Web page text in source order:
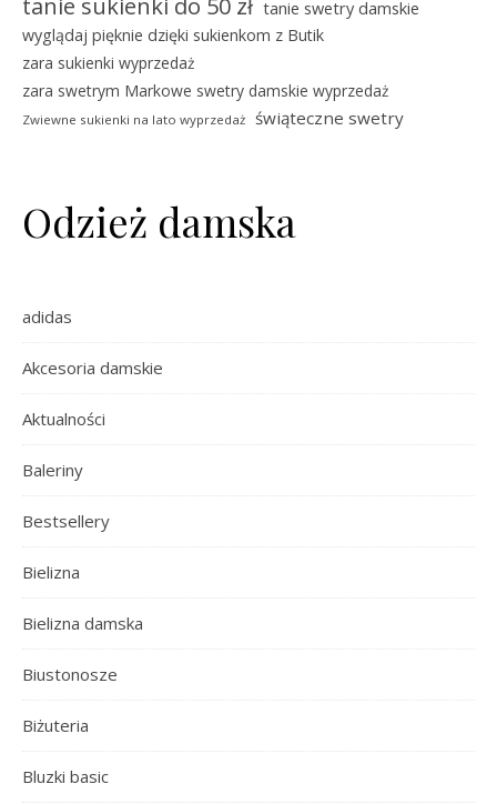
tanie sukienki do 50 zł tanie swetry damskie
wyglądaj pięknie dzięki sukienkom z Butik
zara sukienki wyprzedaż
zara swetrym Markowe swetry damskie wyprzedaż
Zwiewne sukienki na lato wyprzedaż świąteczne swetry
Odzież damska
adidas
Akcesoria damskie
Aktualności
Baleriny
Bestsellery
Bielizna
Bielizna damska
Biustonosze
Biżuteria
Bluzki basic